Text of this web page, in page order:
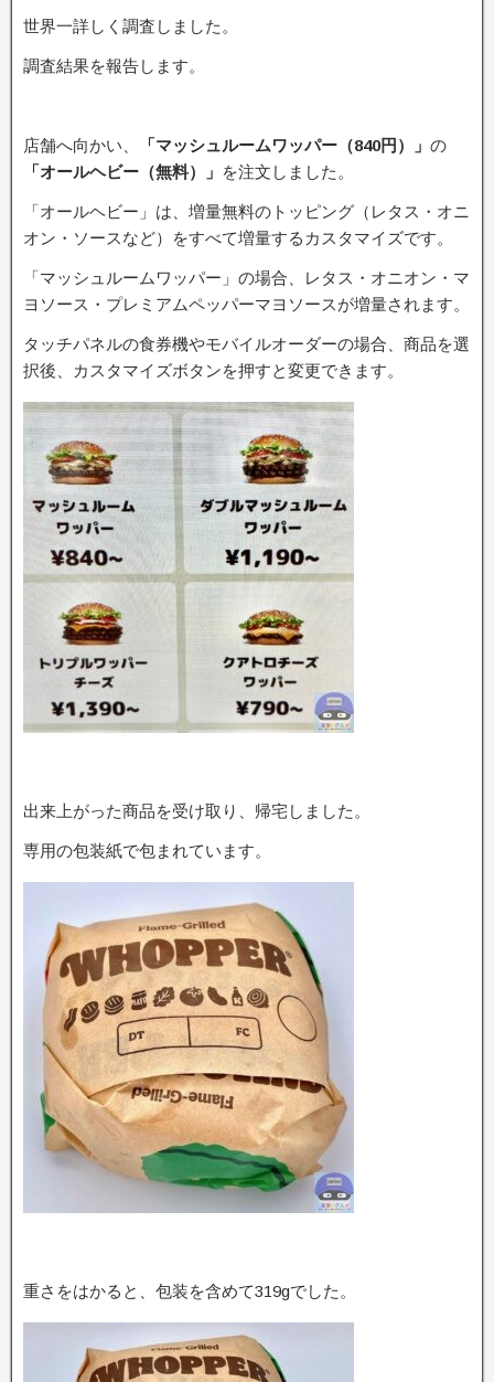
世界一詳しく調査しました。
調査結果を報告します。
店舗へ向かい、 「マッシュルームワッパー（840円） 」 の
「オールヘビー（無料）」 を注文しました。
「オールヘビー」は、増量無料のトッピング（レタス・オニ
オン・ソースなど）をすべて増量するカスタマイズです。
「マッシュルームワッパー」の場合、レタス・オニオン・マ
ヨソース・プレミアムペッパーマヨソースが増量されます。
タッチパネルの食券機やモバイルオーダーの場合、商品を選
択後、カスタマイズボタンを押すと変更できます。
出来上がった商品を受け取り、帰宅しました。
専用の包装紙で包まれています。
重さをはかると、包装を含めて319gでした。